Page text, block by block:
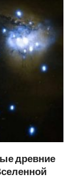
древние